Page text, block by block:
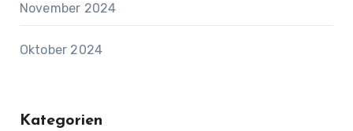
November 2024
Oktober 2024
Kategorien